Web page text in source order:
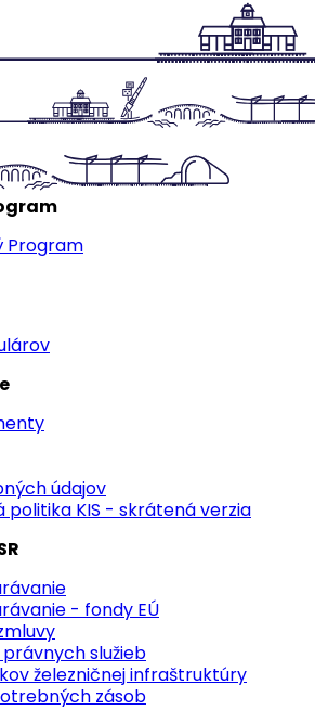
Program
údajov
politika KIS - skrátená verzia
- fondy EÚ
služieb
železničnej infraštruktúry
zásob